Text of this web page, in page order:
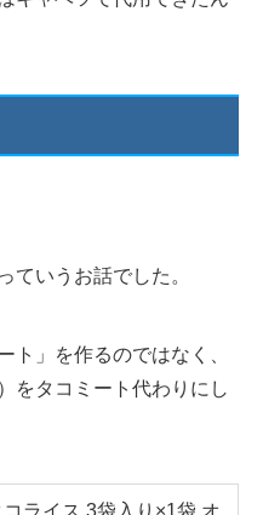
ていうお話でした。
ト」を作るのではなく、
をタコミート代わりにし